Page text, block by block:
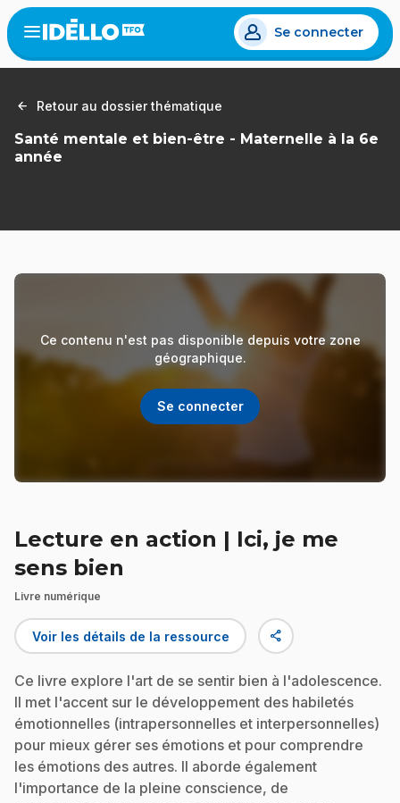
Aller
au
contenu
principal
Open
menu
Se connecter
Retour au dossier thématique
Santé mentale et bien-être - Maternelle à la 6e
année
Ce contenu n'est pas disponible depuis votre zone
géographique.
Se connecter
Lecture en action | Ici, je me
sens bien
Livre numérique
Voir les détails de la ressource share
Ce livre explore l'art de se sentir bien à l'adolescence.
Il met l'accent sur le développement des habiletés
émotionnelles (intrapersonnelles et interpersonnelles)
pour mieux gérer ses émotions et pour comprendre
les émotions des autres. Il aborde également
l'importance de la pleine conscience, de